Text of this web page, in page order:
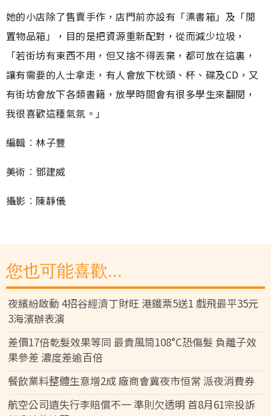
她的小店除了售賣手作，店門前亦設有「漂書箱」及「閒
置物品箱」，目的是把資源重新配對，從而減少垃圾，
「若街坊有東西不用，但又捨不得丟棄，都可放在這裏，
讓有需要的人士拿走，有人會放下枕頭、杯、碟及CD，又
有街坊會放下各類書籍，放學時間會有很多學生來翻閱，
我很喜歡這種氣氛。」
編輯︰林子豐
美術︰鄧建威
攝影︰陳靜儀
您也可能喜歡...
夜繽紛啟動 4招谷經濟丁財旺 港鐵票5送1 戲飛最平35元
3海濱辦表演
差價17倍乾髮效果等同 最貴風筒108°C恐傷髮 負離子效
果參差 濃度差逾百倍
餐飲業料整體生意增2成 廠商會冀夜市恒常 派夜消費券
航空公司遺失行李賠償不一 準則欠透明 首8月61宗投訴